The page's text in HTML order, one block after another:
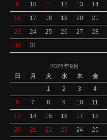
9
10 11 12 13 14
16
17 18 19 20 21
23
24 25 26 27 28
30
31
2026年9月
日
月 火 水 木 金
1
2 3 4
6
7 8 9 10 11
13
14 15 16 17 18
20
21 22 23 24 25